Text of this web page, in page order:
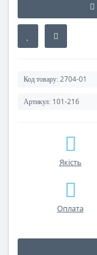
Код товару: 2704-01
Артикул: 101-216
Якість
Оплата